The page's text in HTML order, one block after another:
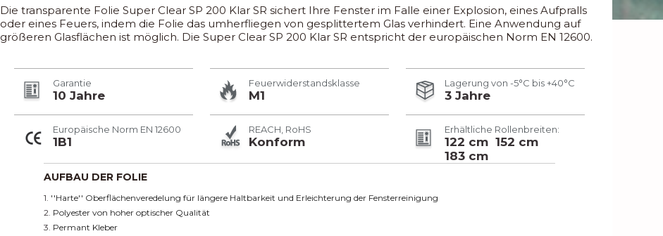
Die transparente Folie Super Clear SP 200 Klar SR sichert Ihre Fenster im Falle einer Explosion, eines Aufpralls
oder eines Feuers, indem die Folie das umherfliegen von gesplittertem Glas verhindert. Eine Anwendung auf
größeren Glasflächen ist möglich. Die Super Clear SP 200 Klar SR entspricht der europäischen Norm EN 12600.
Garantie
10 Jahre
Feuerwiderstandsklasse
M1
Lagerung von -5°C bis +40°C
3 Jahre
Europäische Norm EN 12600
1B1
REACH, RoHS
Konform
Erhältliche Rollenbreiten:
122 cm 152 cm
183 cm
AUFBAU DER FOLIE
1. ''Harte'' Oberflächenveredelung für längere Haltbarkeit und Erleichterung der Fensterreinigung
2. Polyester von hoher optischer Qualität
3. Permant Kleber